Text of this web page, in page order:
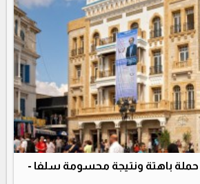
6 أكتوبر: حملة باهتة ونتيجة محسومة سلفا -